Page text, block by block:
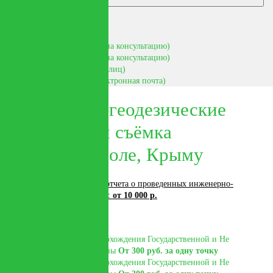
(запись на консультацию)
(запись на консультацию)
(для юр. лиц)
(электронная почта)
Инженерно-геодезические
изыскания и съёмка
в Симферополе, Крыму
Подготовка технического отчета о проведенных инженерно-
геодезических изысканиях: от 10 000 р.
Технический отчет для прохождения Государственной и Не
Государственной экспертизы От 300 руб. за одну точку
Технический отчет для прохождения Государственной и Не